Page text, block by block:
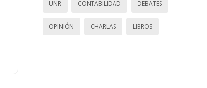
UNR CONTABILIDAD DEBATES
OPINIÓN CHARLAS LIBROS